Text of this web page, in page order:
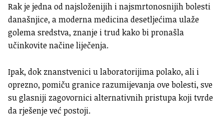
Rak je jedna od najsloženijih i najsmrtonosnijih bolesti
današnjice, a moderna medicina desetljećima ulaže
golema sredstva, znanje i trud kako bi pronašla
učinkovite načine liječenja.
Ipak, dok znanstvenici u laboratorijima polako, ali i
oprezno, pomiču granice razumijevanja ove bolesti, sve
su glasniji zagovornici alternativnih pristupa koji tvrde
da rješenje već postoji.